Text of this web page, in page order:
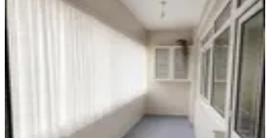
Kullanışlı Satılık Daire
Küçükçekmece, Yeni Mahalle Mahallesi
4. Kat ·17.07.2026
KULE YATIRIM ASLI ATUK